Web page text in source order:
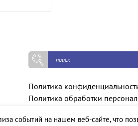
Политика
Политика обработки
событий на нашем веб-сайте, что